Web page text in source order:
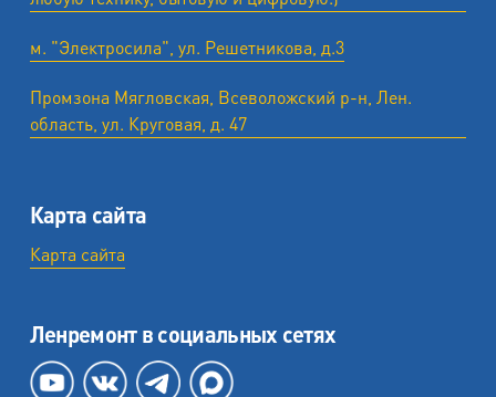
м. "Электросила", ул. Решетникова, д.3
Промзона Мягловская, Всеволожский р-н, Лен.
область, ул. ​Круговая, д. 47
Карта сайта
Карта сайта
Ленремонт в социальных сетях